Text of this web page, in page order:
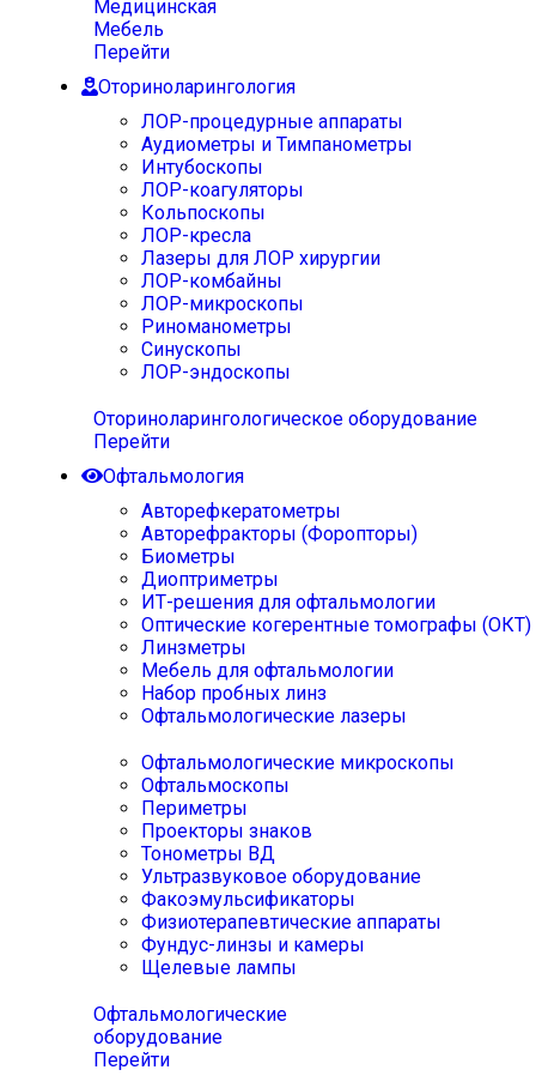
Медицинская
Мебель
Перейти
Оториноларингология
ЛОР-процедурные аппараты
Аудиометры и Тимпанометры
Интубоскопы
ЛОР-коагуляторы
Кольпоскопы
ЛОР-кресла
Лазеры для ЛОР хирургии
ЛОР-комбайны
ЛОР-микроскопы
Риноманометры
Синускопы
ЛОР-эндоскопы
Оториноларингологическое оборудование
Перейти
Офтальмология
Авторефкератометры
Авторефракторы (Форопторы)
Биометры
Диоптриметры
ИТ-решения для офтальмологии
Оптические когерентные томографы (ОКТ)
Линзметры
Мебель для офтальмологии
Набор пробных линз
Офтальмологические лазеры
Офтальмологические микроскопы
Офтальмоскопы
Периметры
Проекторы знаков
Тонометры ВД
Ультразвуковое оборудование
Факоэмульсификаторы
Физиотерапевтические аппараты
Фундус-линзы и камеры
Щелевые лампы
Офтальмологические
оборудование
Перейти